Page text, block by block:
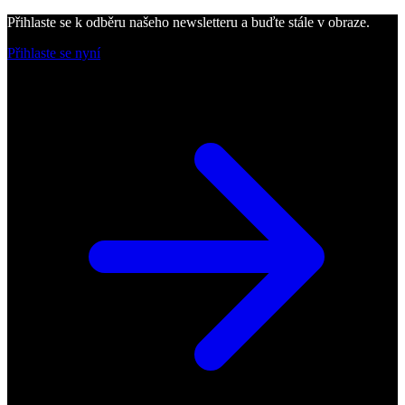
Přihlaste se k odběru našeho newsletteru a buďte stále v obraze.
Přihlaste se nyní